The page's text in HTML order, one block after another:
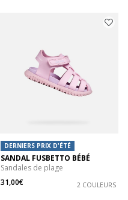
DERNIERS PRIX D'ÉTÉ
SANDAL FUSBETTO BÉBÉ
Sandales de plage
31,00€
2 COULEURS